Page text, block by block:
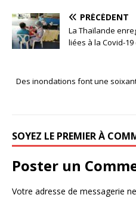
PRÉCÉDENT
La Thaïlande
liées à la Covid-
Des inondations font une
SOYEZ LE PREMIER À
Poster un
Votre adresse de messagerie